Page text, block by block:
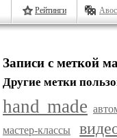
Рейтинги
Записи с меткой
Другие метки
hand made
мастер-классы